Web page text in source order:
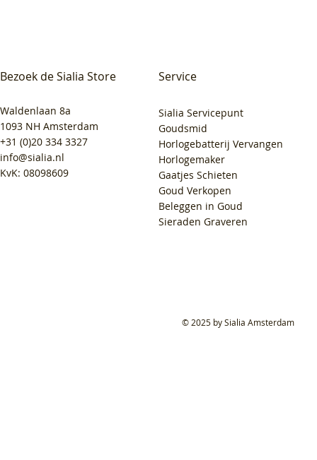
Bezoek de Sialia Store
Waldenlaan 8a
1093 NH Amsterdam
+31 (0)20 334 3327
info@sialia.nl
KvK: 08098609
Service
Sialia Servicepunt
Goudsmid
Horlogebatterij Vervangen
Horlogemaker
Gaatjes Schieten
Goud Verkopen
Beleggen in Goud
Sieraden Graveren
© 2025 by Sialia Amsterdam